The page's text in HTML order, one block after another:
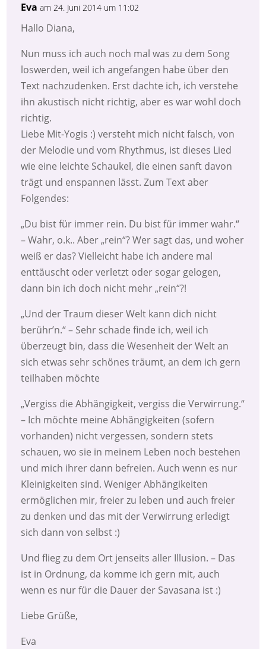
Eva am 24. Juni 2014 um 11:02
Hallo Diana,
Nun muss ich auch noch mal was zu dem Song
loswerden, weil ich angefangen habe über den
Text nachzudenken. Erst dachte ich, ich verstehe
ihn akustisch nicht richtig, aber es war wohl doch
richtig.
Liebe Mit-Yogis :) versteht mich nicht falsch, von
der Melodie und vom Rhythmus, ist dieses Lied
wie eine leichte Schaukel, die einen sanft davon
trägt und enspannen lässt. Zum Text aber
Folgendes:
„Du bist für immer rein. Du bist für immer wahr.“
– Wahr, o.k.. Aber „rein“? Wer sagt das, und woher
weiß er das? Vielleicht habe ich andere mal
enttäuscht oder verletzt oder sogar gelogen,
dann bin ich doch nicht mehr „rein“?!
„Und der Traum dieser Welt kann dich nicht
berühr’n.“ – Sehr schade finde ich, weil ich
überzeugt bin, dass die Wesenheit der Welt an
sich etwas sehr schönes träumt, an dem ich gern
teilhaben möchte
„Vergiss die Abhängigkeit, vergiss die Verwirrung.“
– Ich möchte meine Abhängigkeiten (sofern
vorhanden) nicht vergessen, sondern stets
schauen, wo sie in meinem Leben noch bestehen
und mich ihrer dann befreien. Auch wenn es nur
Kleinigkeiten sind. Weniger Abhängikeiten
ermöglichen mir, freier zu leben und auch freier
zu denken und das mit der Verwirrung erledigt
sich dann von selbst :)
Und flieg zu dem Ort jenseits aller Illusion. – Das
ist in Ordnung, da komme ich gern mit, auch
wenn es nur für die Dauer der Savasana ist :)
Liebe Grüße,
Eva